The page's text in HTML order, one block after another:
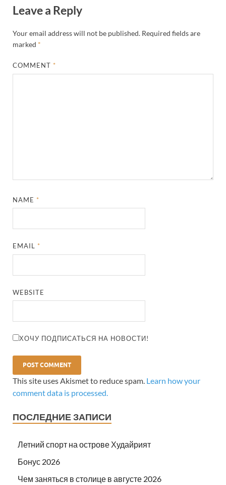
Leave a Reply
Your email address will not be published. Required fields are
marked *
COMMENT *
NAME *
EMAIL *
WEBSITE
ХОЧУ ПОДПИСАТЬСЯ НА НОВОСТИ!
This site uses Akismet to reduce spam. Learn how your
comment data is processed.
ПОСЛЕДНИЕ ЗАПИСИ
Летний спорт на острове Худайрият
Бонус 2026
Чем заняться в столице в августе 2026